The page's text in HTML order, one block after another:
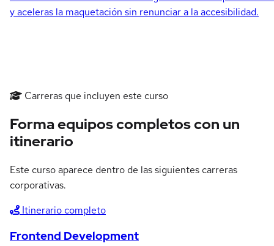
y aceleras la maquetación sin renunciar a la accesibilidad.
Carreras que incluyen este curso
Forma equipos completos con un
itinerario
Este curso aparece dentro de las siguientes carreras
corporativas.
Itinerario completo
Frontend Development